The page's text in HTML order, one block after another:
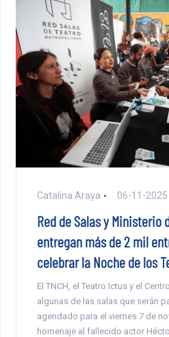
Catalina Araya 06-11-2025
Red de Salas y Ministerio
entregan más de 2 mil
celebrar la Noche de los
El TNCH, el Teatro Ictus y el
algunas de las salas que serán
agendado para el viernes 7 de
homenaje al fallecido actor